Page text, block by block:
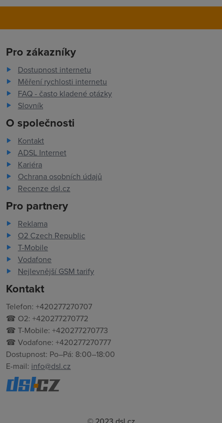
Pro zákazníky
Dostupnost internetu
Měření rychlosti internetu
FAQ - často kladené otázky
Slovník
O společnosti
Kontakt
ADSL Internet
Kariéra
Ochrana osobních údajů
Recenze dsl.cz
Pro partnery
Reklama
O2 Czech Republic
T-Mobile
Vodafone
Nejlevnější GSM tarify
Kontakt
Telefon: +420277270707
☎ O2: +420277270772
☎ T-Mobile: +420277270773
☎ Vodafone: +420277270777
Dostupnost: Po–Pá: 8:00–18:00
E-mail: info@dsl.cz